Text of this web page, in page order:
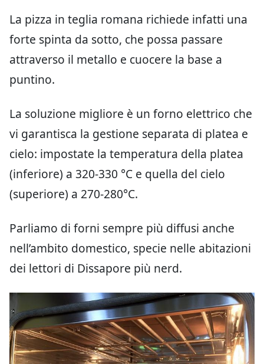
La pizza in teglia romana richiede infatti una
forte spinta da sotto, che possa passare
attraverso il metallo e cuocere la base a
puntino.
La soluzione migliore è un forno elettrico che
vi garantisca la gestione separata di platea e
cielo: impostate la temperatura della platea
(inferiore) a 320-330 °C e quella del cielo
(superiore) a 270-280°C.
Parliamo di forni sempre più diffusi anche
nell’ambito domestico, specie nelle abitazioni
dei lettori di Dissapore più nerd.